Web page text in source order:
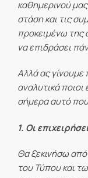
καθημερινού
στάση και τις
προκειμένω της
να επιδράσει
Αλλά ας γίνουμε
αναλυτικά
σήμερα αυτό
1. Οι
Θα ξεκινήσω από
του Τύπου και